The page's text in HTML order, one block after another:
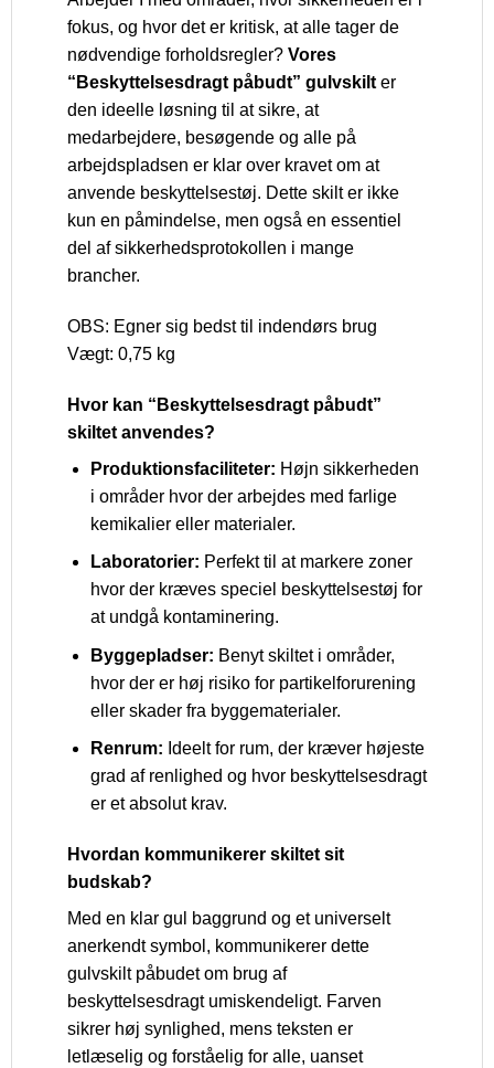
fokus, og hvor det er kritisk, at alle tager de
nødvendige forholdsregler? Vores
“Beskyttelsesdragt påbudt” gulvskilt er
den ideelle løsning til at sikre, at
medarbejdere, besøgende og alle på
arbejdspladsen er klar over kravet om at
anvende beskyttelsestøj. Dette skilt er ikke
kun en påmindelse, men også en essentiel
del af sikkerhedsprotokollen i mange
brancher.
OBS: Egner sig bedst til indendørs brug
Vægt: 0,75 kg
Hvor kan “Beskyttelsesdragt påbudt”
skiltet anvendes?
Produktionsfaciliteter: Højn sikkerheden
i områder hvor der arbejdes med farlige
kemikalier eller materialer.
Laboratorier: Perfekt til at markere zoner
hvor der kræves speciel beskyttelsestøj for
at undgå kontaminering.
Byggepladser: Benyt skiltet i områder,
hvor der er høj risiko for partikelforurening
eller skader fra byggematerialer.
Renrum: Ideelt for rum, der kræver højeste
grad af renlighed og hvor beskyttelsesdragt
er et absolut krav.
Hvordan kommunikerer skiltet sit
budskab?
Med en klar gul baggrund og et universelt
anerkendt symbol, kommunikerer dette
gulvskilt påbudet om brug af
beskyttelsesdragt umiskendeligt. Farven
sikrer høj synlighed, mens teksten er
letlæselig og forståelig for alle, uanset